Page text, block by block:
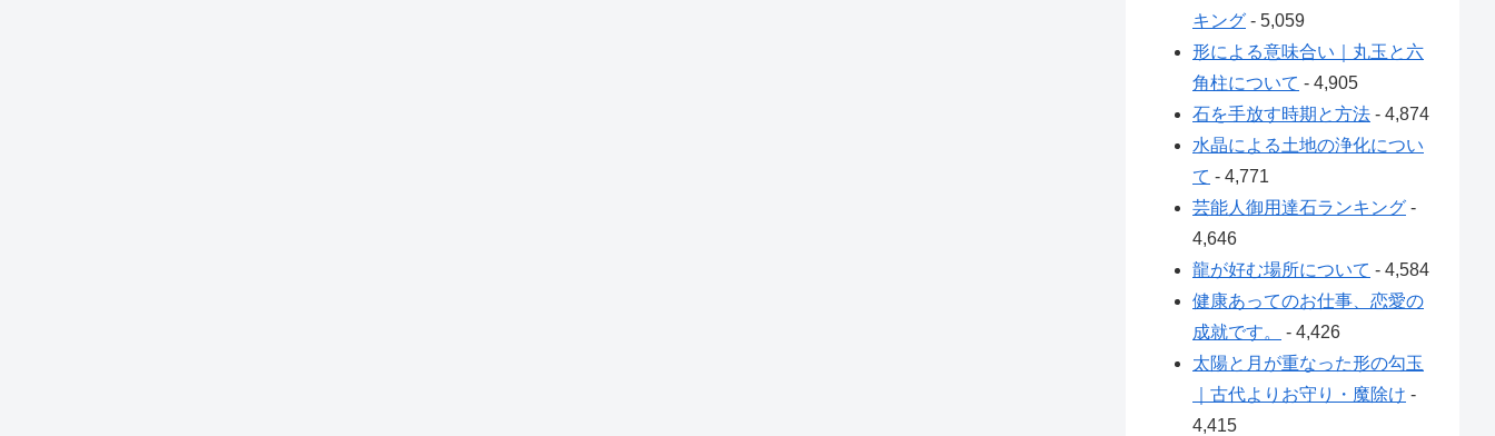
キング - 5,059
形による意味合い｜丸玉と六
角柱について - 4,905
石を手放す時期と方法 - 4,874
水晶による土地の浄化につい
て - 4,771
芸能人御用達石ランキング -
4,646
龍が好む場所について - 4,584
健康あってのお仕事、恋愛の
成就です。
- 4,426
太陽と月が重なった形の勾玉
｜古代よりお守り・魔除け -
4,415